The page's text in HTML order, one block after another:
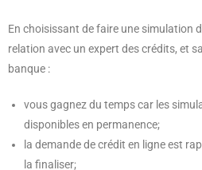
En choisissant de faire une simulation
relation avec un expert des crédits, et
banque :
vous gagnez du temps car les
disponibles en permanence;
la demande de crédit en ligne est
la finaliser;